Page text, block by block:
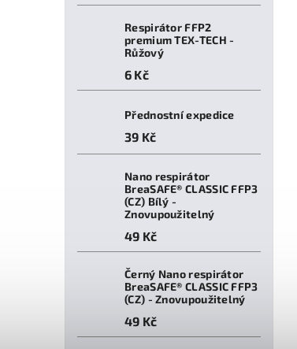
Respirátor FFP2
premium TEX-TECH -
Růžový
6 Kč
Přednostní expedice
39 Kč
Nano respirátor
BreaSAFE® CLASSIC FFP3
(CZ) Bílý -
Znovupoužitelný
49 Kč
Černý Nano respirátor
BreaSAFE® CLASSIC FFP3
(CZ) - Znovupoužitelný
49 Kč